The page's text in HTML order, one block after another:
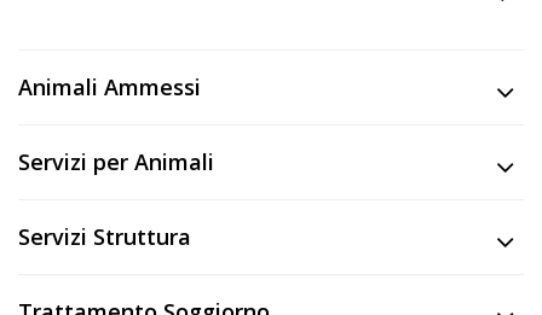
Animali Ammessi
Servizi per Animali
Servizi Struttura